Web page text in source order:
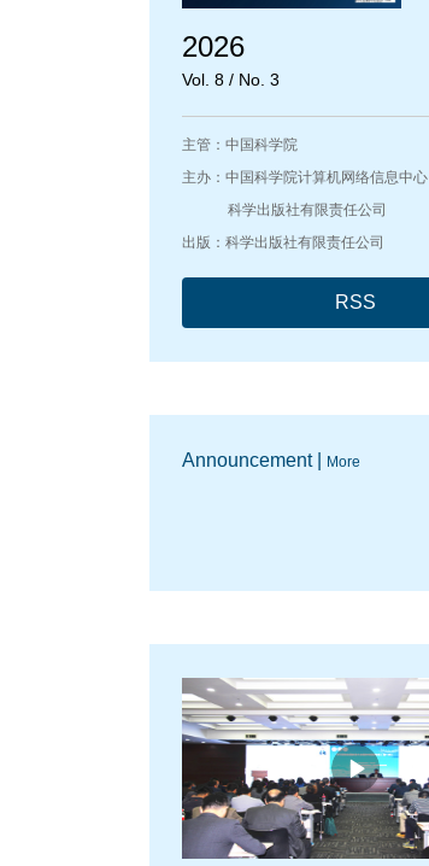
2026
Vol. 8 / No. 3
主管：中国科学院
主办：中国科学院计算机网络信息中心
科学出版社有限责任公司
出版：科学出版社有限责任公司
RSS
Announcement | More